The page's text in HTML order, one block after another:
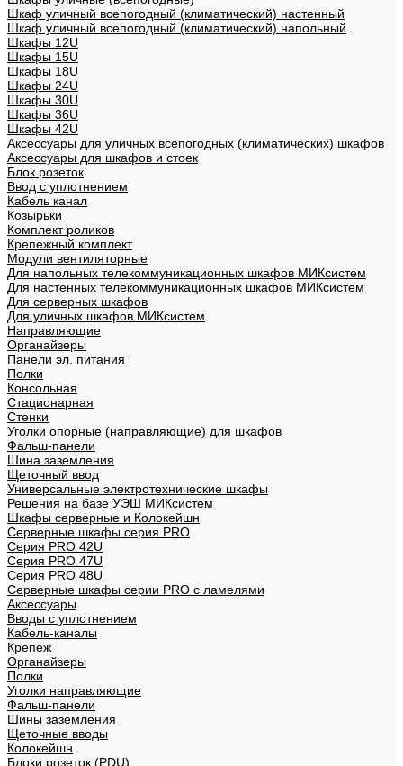
Шкаф уличный всепогодный (климатический) настенный
Шкаф уличный всепогодный (климатический) напольный
Шкафы 12U
Шкафы 15U
Шкафы 18U
Шкафы 24U
Шкафы 30U
Шкафы 36U
Шкафы 42U
Аксессуары для уличных всепогодных (климатических) шкафов
Аксессуары для шкафов и стоек
Блок розеток
Ввод с уплотнением
Кабель канал
Козырьки
Комплект роликов
Крепежный комплект
Модули вентиляторные
Для напольных телекоммуникационных шкафов МИКсистем
Для настенных телекоммуникационных шкафов МИКсистем
Для серверных шкафов
Для уличных шкафов МИКсистем
Направляющие
Органайзеры
Панели эл. питания
Полки
Консольная
Стационарная
Стенки
Уголки опорные (направляющие) для шкафов
Фальш-панели
Шина заземления
Щеточный ввод
Универсальные электротехнические шкафы
Решения на базе УЭШ МИКсистем
Шкафы серверные и Колокейшн
Серверные шкафы серия PRO
Серия PRO 42U
Серия PRO 47U
Серия PRO 48U
Серверные шкафы серии PRO с ламелями
Аксессуары
Вводы с уплотнением
Кабель-каналы
Крепеж
Органайзеры
Полки
Уголки направляющие
Фальш-панели
Шины заземления
Щеточные вводы
Колокейшн
Блоки розеток (PDU)